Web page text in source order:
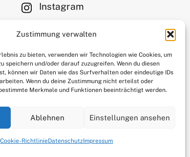
Zustimmung verwalten
zu bieten, verwenden wir Technologien wie Cookies, um
speichern und/oder darauf zuzugreifen. Wenn du diesen
können wir Daten wie das Surfverhalten oder eindeutige IDs
Wenn du deine Zustimmung nicht erteilst oder
Merkmale und Funktionen beeinträchtigt werden.
Ablehnen Einstellungen ansehen
Cookie-RichtlinieDatenschutzImpressum
Instagram
Mastodon